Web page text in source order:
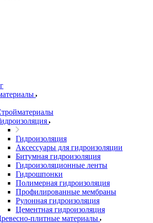
Гидроизоляция
Аксессуары для гидроизоляции
Битумная гидроизоляция
Гидроизоляционные ленты
Гидрошпонки
Полимерная гидроизоляция
Профилированные мембраны
Рулонная гидроизоляция
Цементная гидроизоляция
плитные материалы